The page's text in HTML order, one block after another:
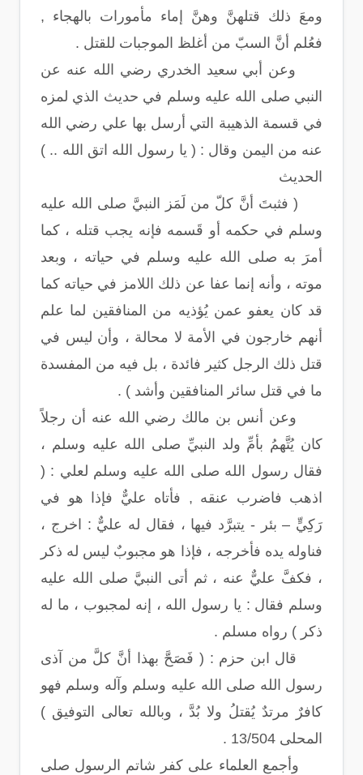
ومعَ ذلك قتلهنَّ وهنَّ إماء مأمورات بالهجاء ,
فعُلم أنَّ السبّ من أغلظ الموجبات للقتل .
وعن أبي سعيد الخدري رضي الله عنه عن
النبي صلى الله عليه وسلم في حديث الذي لمزه
في قسمة الذهيبة التي أرسل بها علي رضي الله
عنه من اليمن وقال : ( يا رسول الله اتق الله .. )
الحديث
( فثبتَ أنَّ كلّ من لَمَز النبيَّ صلى الله عليه
وسلم في حكمه أو قَسمه فإنه يجب قتله ، كما
أمرَ به صلى الله عليه وسلم في حياته ، وبعد
موته ، وأنه إنما عفا عن ذلك اللامز في حياته كما
قد كان يعفو عمن يُؤذيه من المنافقين لما علم
أنهم خارجون في الأمة لا محالة ، وأن ليس في
قتل ذلك الرجل كثير فائدة ، بل فيه من المفسدة
ما في قتل سائر المنافقين وأشد ) .
وعن أنس بن مالك رضي الله عنه أن رجلاً
كان يُتَّهمُ بأمِّ ولد النبيِّ صلى الله عليه وسلم ،
فقال رسول الله صلى الله عليه وسلم لعلي : (
اذهب فاضرب عنقه , فأتاه عليٌّ فإذا هو في
رَكِيٍّ – بئر - يتبرَّد فيها ، فقال له عليٌّ : اخرج ،
فناوله يده فأخرجه ، فإذا هو مجبوبٌ ليس له ذكر
، فكفَّ عليٌّ عنه ، ثم أتى النبيَّ صلى الله عليه
وسلم فقال : يا رسول الله ، إنه لمجبوب ، ما له
ذكر ) رواه مسلم .
قال ابن حزم : ( فَصَحَّ بهذا أنَّ كلَّ من آذى
رسول الله صلى الله عليه وسلم وآله وسلم فهو
كافرٌ مرتدٌ يُقتلُ ولا بُدَّ ، وبالله تعالى التوفيق )
المحلى 13/504 .
وأجمع العلماء على كفر شاتم الرسول صلى